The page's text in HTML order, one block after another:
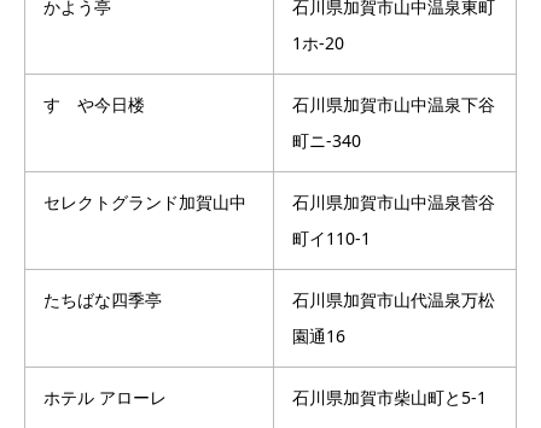
かよう亭
石川県加賀市山中温泉東町
1ホ-20
すゞや今日楼
石川県加賀市山中温泉下谷
町ニ-340
セレクトグランド加賀山中
石川県加賀市山中温泉菅谷
町イ110-1
たちばな四季亭
石川県加賀市山代温泉万松
園通16
ホテル アローレ 石川県加賀市柴山町と5-1